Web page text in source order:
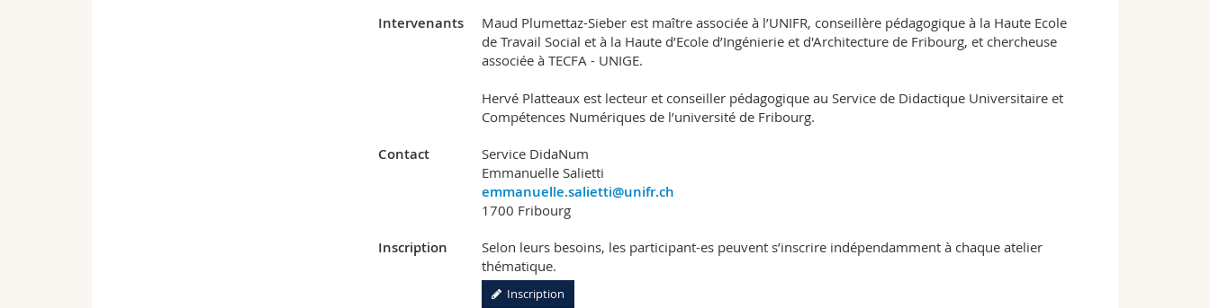
Intervenants
Maud Plumettaz-Sieber est maître associée à l’UNIFR, conseillère pédagogique à la Haute Ecole
de Travail Social et à la Haute d’Ecole d’Ingénierie et d'Architecture de Fribourg, et chercheuse
associée à TECFA - UNIGE.
Hervé Platteaux est lecteur et conseiller pédagogique au Service de Didactique Universitaire et
Compétences Numériques de l’université de Fribourg.
Contact
Service DidaNum
Emmanuelle Salietti
emmanuelle.salietti@unifr.ch
1700 Fribourg
Inscription
Selon leurs besoins, les participant-es peuvent s’inscrire indépendamment à chaque atelier
thématique.
Inscription